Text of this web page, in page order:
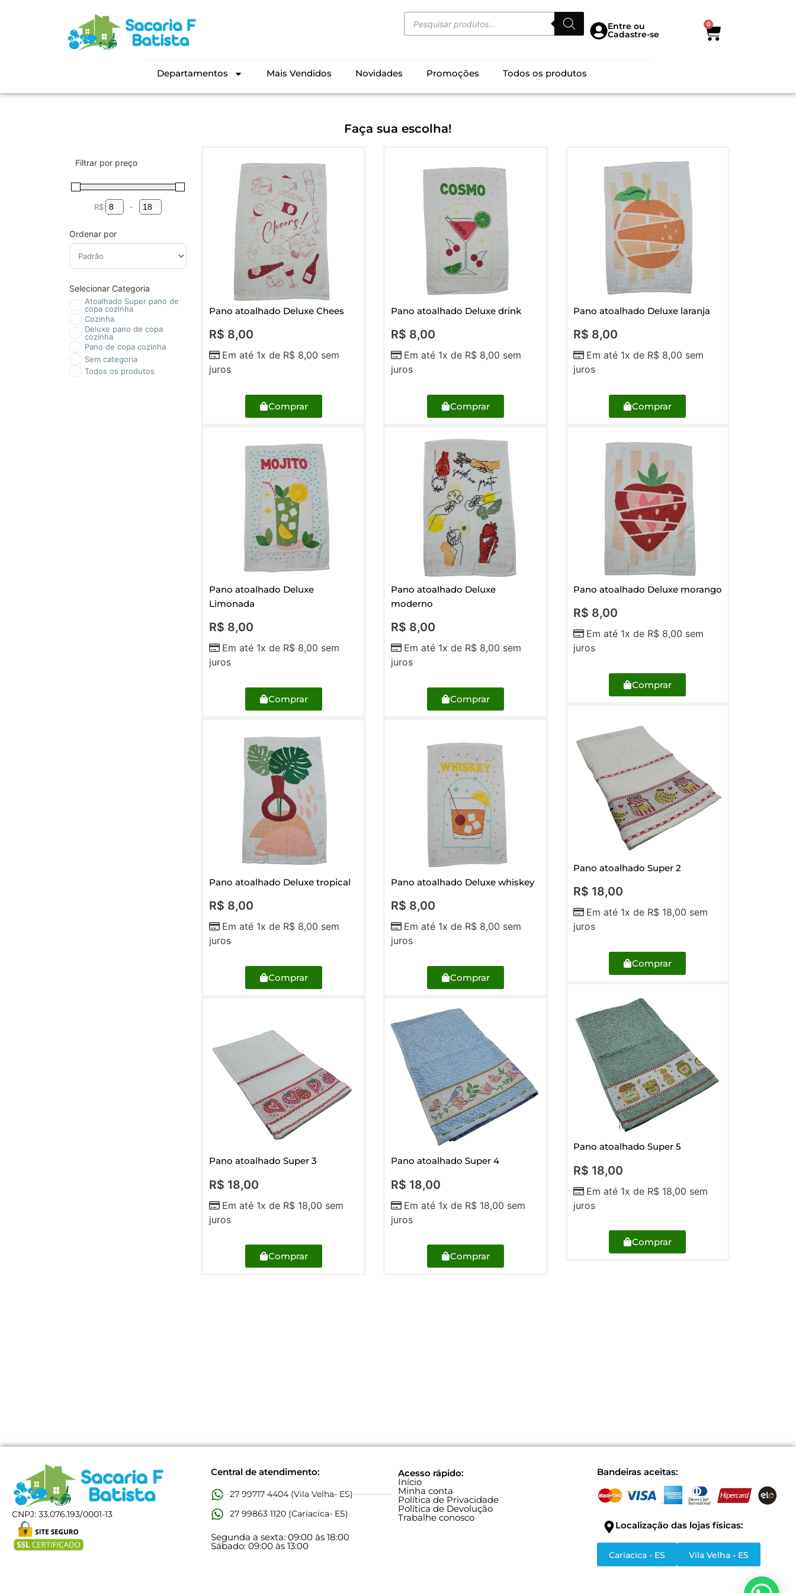
Entre ou
Cadastre-se
0
Departamentos Mais Vendidos Novidades Promoções Todos os produtos
Faça sua escolha!
Filtrar por preço
R$ Minimum Price
-Maximum Price
Ordenar por
Sort Products
Selecionar Categoria
Atoalhado Super pano de
copa cozinha
Cozinha
Deluxe pano de copa
cozinha
Pano de copa cozinha
Sem categoria
Todos os produtos
Pano atoalhado Deluxe Chees
R$ 8,00
Em até 1x de R$ 8,00 sem
juros
Comprar
Pano atoalhado Deluxe drink
R$ 8,00
Em até 1x de R$ 8,00 sem
juros
Comprar
Pano atoalhado Deluxe laranja
R$ 8,00
Em até 1x de R$8,00 sem
juros
Comprar
Pano atoalhado Deluxe
Limonada
R$ 8,00
Em até 1x de R$ 8,00 sem
juros
Comprar
Pano atoalhado Deluxe
moderno
R$ 8,00
Em até 1x de R$ 8,00 sem
juros
Comprar
Pano atoalhado Deluxe morango
R$ 8,00
Em até 1x de R$8,00 sem
juros
Comprar
Pano atoalhado Deluxe tropical
R$ 8,00
Em até 1x de R$ 8,00 sem
juros
Comprar
Pano atoalhado Deluxe whiskey
R$ 8,00
Em até 1x de R$ 8,00 sem
juros
Comprar
Pano atoalhado Super 2
R$ 18,00
Em até 1x de R$18,00 sem
juros
Comprar
Pano atoalhado Super 3
R$ 18,00
Em até 1x de R$ 18,00 sem
juros
Comprar
Pano atoalhado Super 4
R$ 18,00
Em até 1x de R$ 18,00 sem
juros
Comprar
Pano atoalhado Super 5
R$ 18,00
Em até 1x de R$18,00 sem
juros
Comprar
CNPJ: 33.076.193/0001-13
Central de atendimento:
27 99717 4404 (Vila Velha- ES)
27 99863 1120 (Cariacica- ES)
Segunda a sexta: 09:00 às 18:00
Sábado: 09:00 às 13:00
Acesso rápido:
Início
Minha conta
Política de Privacidade
Política de Devolução
Trabalhe conosco
Bandeiras aceitas:
Localização das lojas físicas:
Cariacica - ES Vila Velha - ES